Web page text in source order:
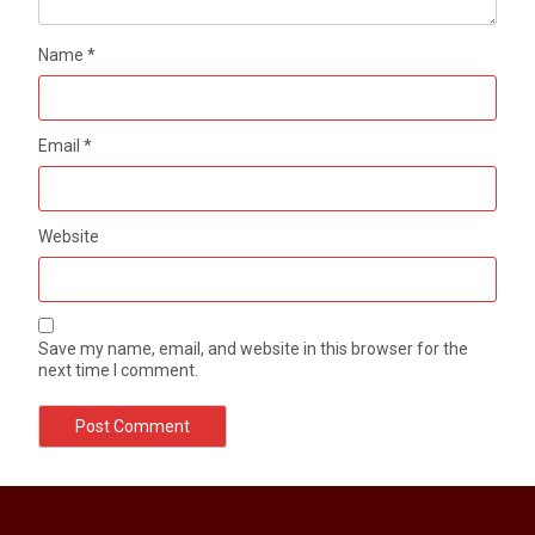
Name*
Email*
Website
Save my name, email, and website in this browser for the
next time I comment.